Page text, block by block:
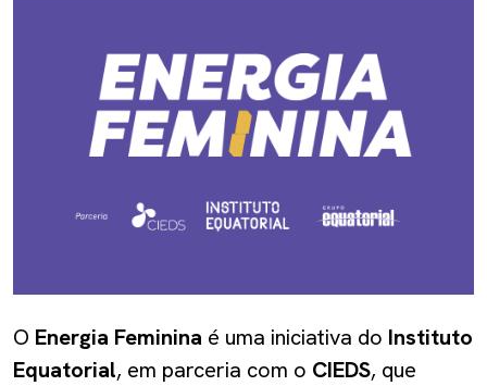
O Energia Feminina é uma iniciativa do Instituto
Equatorial, em parceria com o CIEDS, que